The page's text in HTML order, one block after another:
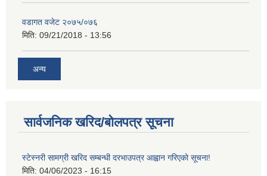
वडागत वजेट २०७५/०७६
मिति: 09/21/2018 - 13:56
अन्य
सार्वजनिक खरिद/बोलपत्र सूचना
स्टेस्नरी सामग्री खरिद सम्बन्धी दरभाउपत्र आह्वान गरिएको सूचना!
मिति: 04/06/2023 - 16:15